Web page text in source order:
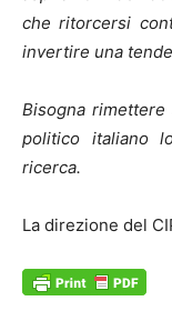
che ritorcersi
invertire una
Bisogna
politico italiano
ricerca.
La direzione del